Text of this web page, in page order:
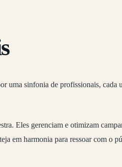
uma sinfonia de profissionais, cada
Eles gerenciam e otimizam
em harmonia para ressoar com o